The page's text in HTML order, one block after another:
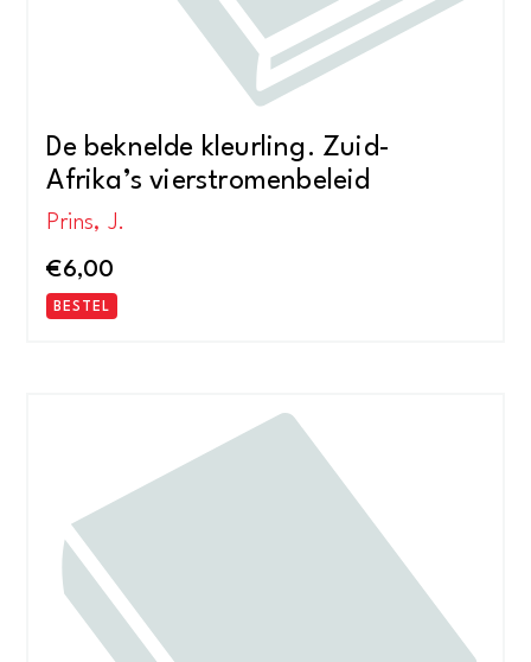
De beknelde kleurling. Zuid-
Afrika’s vierstromenbeleid
Prins, J.
€6,00
BESTEL